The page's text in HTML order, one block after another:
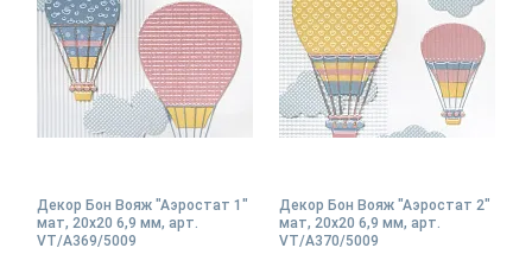
Декор Бон Вояж "Аэростат 1"
мат, 20x20 6,9 мм, арт.
VT/A369/5009
Декор Бон Вояж "Аэростат 2"
мат, 20x20 6,9 мм, арт.
VT/A370/5009